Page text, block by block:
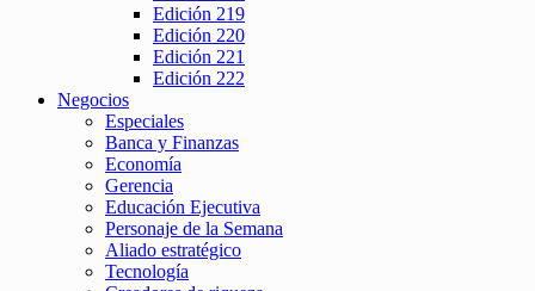
Edición 219
Edición 220
Edición 221
Edición 222
Negocios
Especiales
Banca y Finanzas
Economía
Gerencia
Educación Ejecutiva
Personaje de la Semana
Aliado estratégico
Tecnología